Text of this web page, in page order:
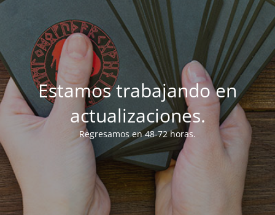
Estamos trabajando en
actualizaciones.
Regresamos en 48-72 horas.